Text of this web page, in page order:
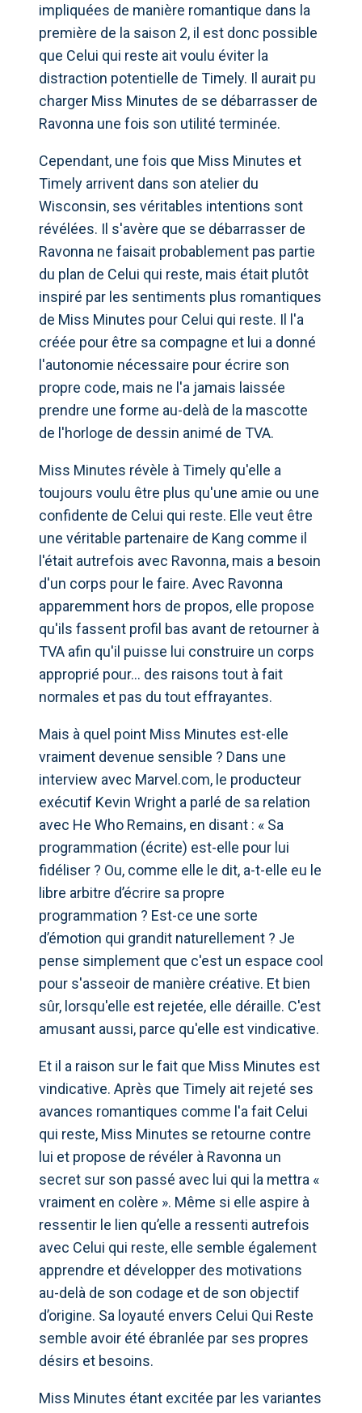
impliquées de manière romantique dans la
première de la saison 2, il est donc possible
que Celui qui reste ait voulu éviter la
distraction potentielle de Timely. Il aurait pu
charger Miss Minutes de se débarrasser de
Ravonna une fois son utilité terminée.
Cependant, une fois que Miss Minutes et
Timely arrivent dans son atelier du
Wisconsin, ses véritables intentions sont
révélées. Il s'avère que se débarrasser de
Ravonna ne faisait probablement pas partie
du plan de Celui qui reste, mais était plutôt
inspiré par les sentiments plus romantiques
de Miss Minutes pour Celui qui reste. Il l'a
créée pour être sa compagne et lui a donné
l'autonomie nécessaire pour écrire son
propre code, mais ne l'a jamais laissée
prendre une forme au-delà de la mascotte
de l'horloge de dessin animé de TVA.
Miss Minutes révèle à Timely qu'elle a
toujours voulu être plus qu'une amie ou une
confidente de Celui qui reste. Elle veut être
une véritable partenaire de Kang comme il
l'était autrefois avec Ravonna, mais a besoin
d'un corps pour le faire. Avec Ravonna
apparemment hors de propos, elle propose
qu'ils fassent profil bas avant de retourner à
TVA afin qu'il puisse lui construire un corps
approprié pour… des raisons tout à fait
normales et pas du tout effrayantes.
Mais à quel point Miss Minutes est-elle
vraiment devenue sensible ? Dans une
interview avec Marvel.com, le producteur
exécutif Kevin Wright a parlé de sa relation
avec He Who Remains, en disant : « Sa
programmation (écrite) est-elle pour lui
fidéliser ? Ou, comme elle le dit, a-t-elle eu le
libre arbitre d’écrire sa propre
programmation ? Est-ce une sorte
d’émotion qui grandit naturellement ? Je
pense simplement que c'est un espace cool
pour s'asseoir de manière créative. Et bien
sûr, lorsqu'elle est rejetée, elle déraille. C'est
amusant aussi, parce qu'elle est vindicative.
Et il a raison sur le fait que Miss Minutes est
vindicative. Après que Timely ait rejeté ses
avances romantiques comme l'a fait Celui
qui reste, Miss Minutes se retourne contre
lui et propose de révéler à Ravonna un
secret sur son passé avec lui qui la mettra «
vraiment en colère ». Même si elle aspire à
ressentir le lien qu’elle a ressenti autrefois
avec Celui qui reste, elle semble également
apprendre et développer des motivations
au-delà de son codage et de son objectif
d’origine. Sa loyauté envers Celui Qui Reste
semble avoir été ébranlée par ses propres
désirs et besoins.
Miss Minutes étant excitée par les variantes